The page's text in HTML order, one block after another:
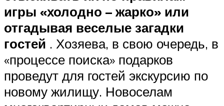
игры «холодно – жарко» или
отгадывая веселые загадки
гостей . Хозяева, в свою очередь, в
«процессе поиска» подарков
проведут для гостей экскурсию по
новому жилищу. Новоселам